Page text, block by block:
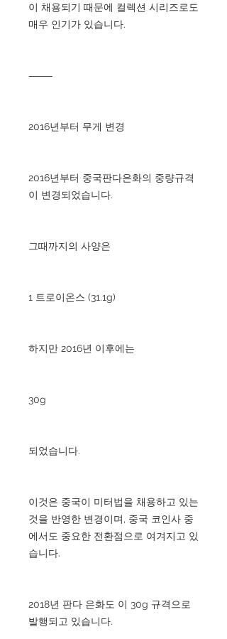
이 채용되기 때문에 컬렉션 시리즈로도
매우 인기가 있습니다.
⸻
2016년부터 무게 변경
2016년부터 중국판다은화의 중량규격
이 변경되었습니다.
그때까지의 사양은
1 트로이온스 (31.1g)
하지만 2016년 이후에는
30g
되었습니다.
이것은 중국이 미터법을 채용하고 있는
것을 반영한 변경이며, 중국 코인사 중
에서도 중요한 전환점으로 여겨지고 있
습니다.
2018년 판다 은화도 이 30g 규격으로
발행되고 있습니다.